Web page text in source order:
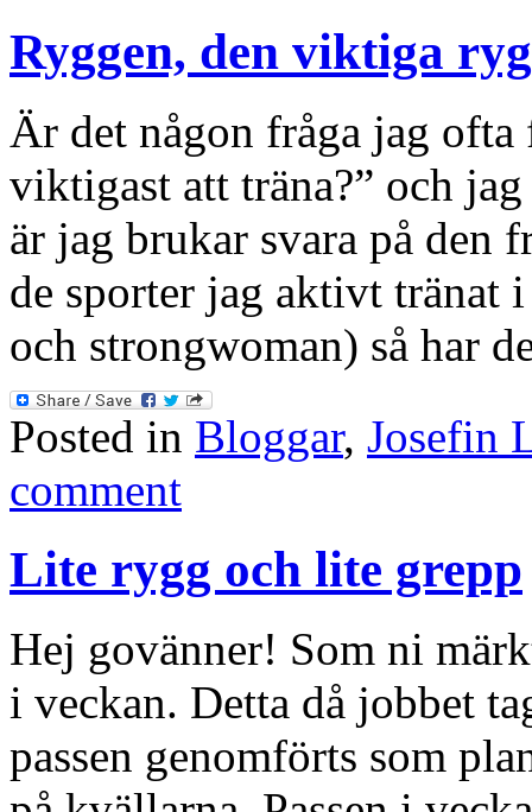
Ryggen, den viktiga
Är det någon fråga jag
viktigast att träna?” och
är jag brukar svara på den
de sporter jag aktivt tränat
och strongwoman) så har
Posted in Bloggar, Josefin
comment
Lite rygg och lite grepp
Hej govänner! Som ni
i veckan. Detta då jobbet
passen genomförts som